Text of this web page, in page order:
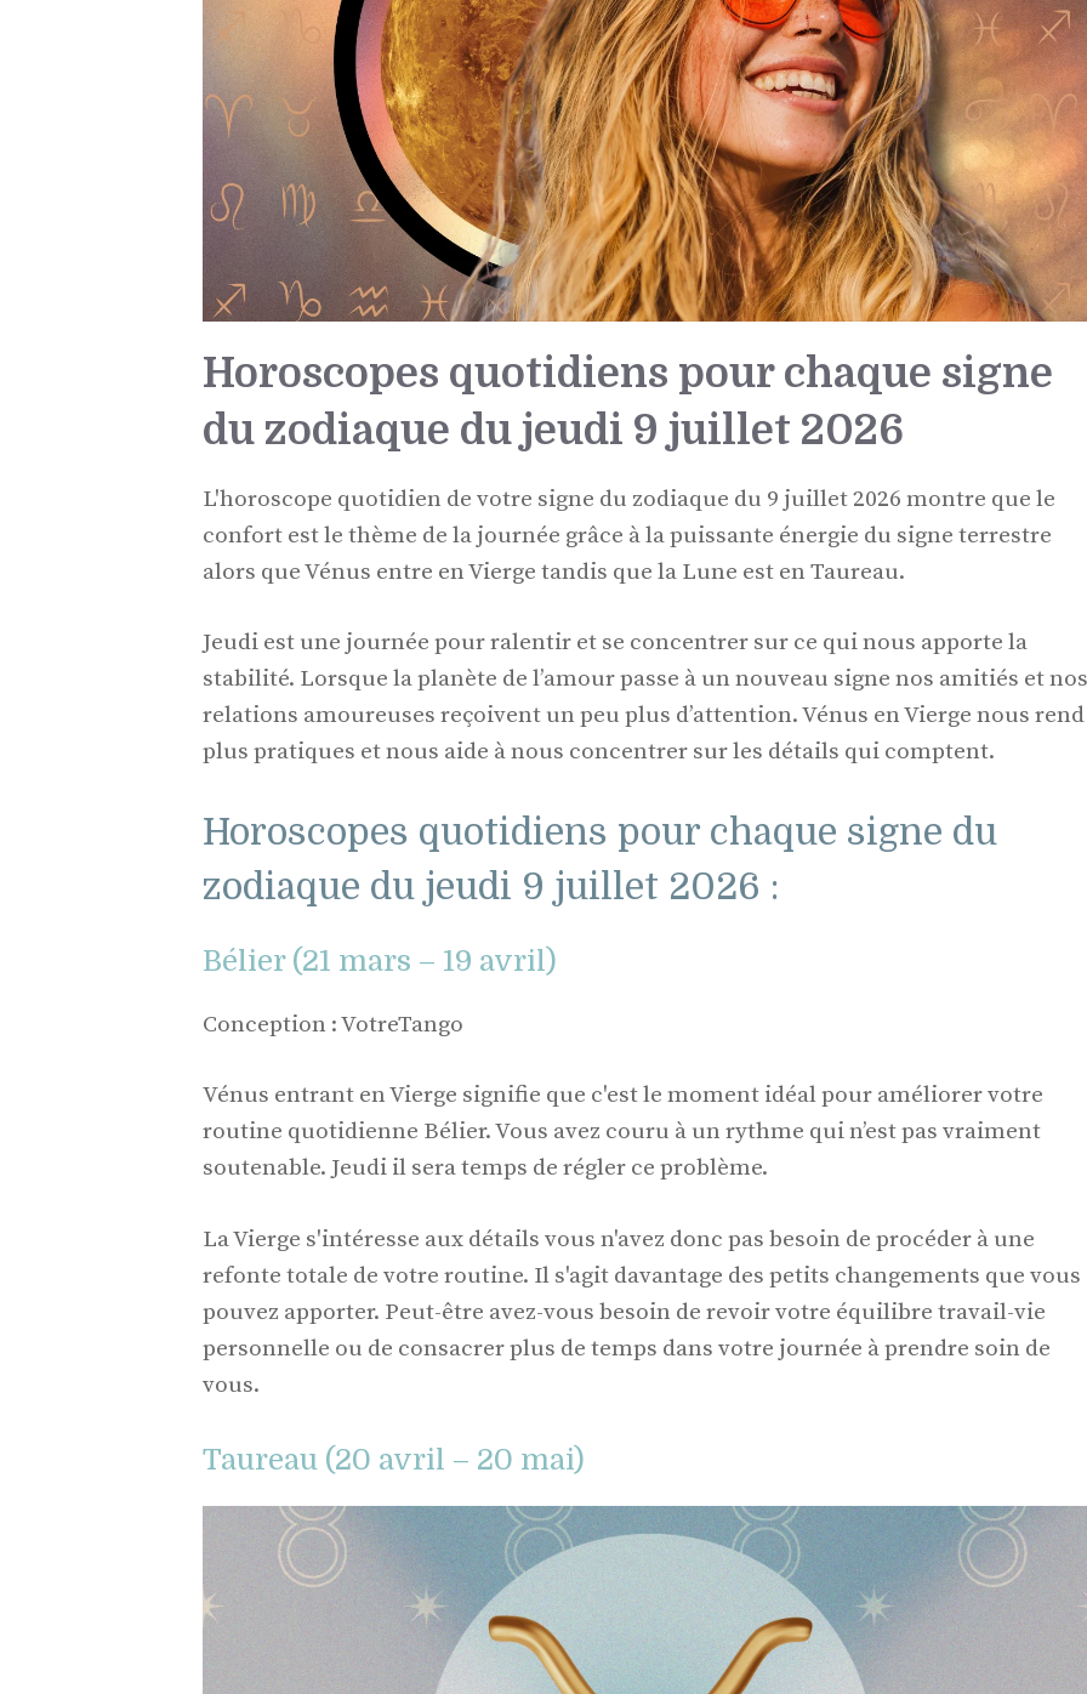
Horoscopes quotidiens pour chaque signe
du zodiaque du jeudi 9 juillet 2026
L'horoscope quotidien de votre signe du zodiaque du 9 juillet 2026 montre que le
confort est le thème de la journée grâce à la puissante énergie du signe terrestre
alors que Vénus entre en Vierge tandis que la Lune est en Taureau.
Jeudi est une journée pour ralentir et se concentrer sur ce qui nous apporte la
stabilité. Lorsque la planète de l’amour passe à un nouveau signe nos amitiés et nos
relations amoureuses reçoivent un peu plus d’attention. Vénus en Vierge nous rend
plus pratiques et nous aide à nous concentrer sur les détails qui comptent.
Horoscopes quotidiens pour chaque signe du
zodiaque du jeudi 9 juillet 2026 :
Bélier (21 mars – 19 avril)
Conception : VotreTango
Vénus entrant en Vierge signifie que c'est le moment idéal pour améliorer votre
routine quotidienne Bélier. Vous avez couru à un rythme qui n’est pas vraiment
soutenable. Jeudi il sera temps de régler ce problème.
La Vierge s'intéresse aux détails vous n'avez donc pas besoin de procéder à une
refonte totale de votre routine. Il s'agit davantage des petits changements que vous
pouvez apporter. Peut-être avez-vous besoin de revoir votre équilibre travail-vie
personnelle ou de consacrer plus de temps dans votre journée à prendre soin de
vous.
Taureau (20 avril – 20 mai)